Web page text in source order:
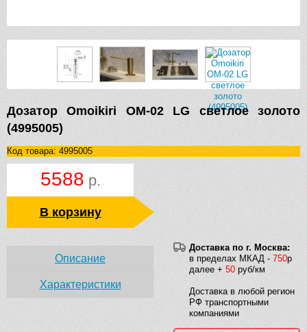
Дозатор Omoikiri OM-02 LG светлое золото
(4995005)
Код товара: 4995005
5588 р.
В корзину
Доставка по г. Москва:
в пределах МКАД - 750р
далее + 50 руб/км
Доставка в любой регион
РФ транспортными
компаниями
Описание
Характеристики